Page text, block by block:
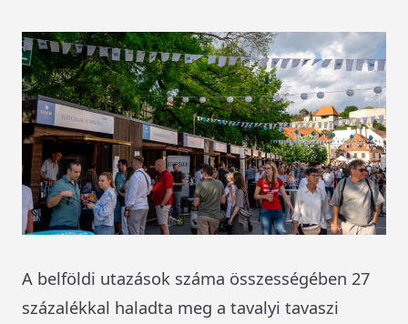
A belföldi utazások száma összességében 27
százalékkal haladta meg a tavalyi tavaszi